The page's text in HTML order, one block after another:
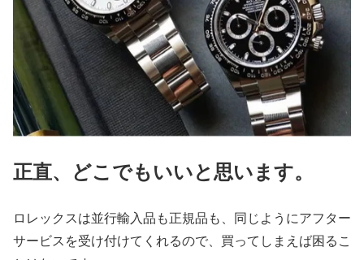
正直、どこでもいいと思います。
ロレックスは並行輸入品も正規品も、同じようにアフター
サービスを受け付けてくれるので、買ってしまえば困るこ